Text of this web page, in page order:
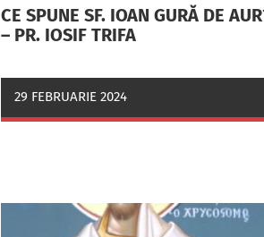
CE SPUNE SF. IOAN GURĂ DE
– PR. IOSIF TRIFA
29 FEBRUARIE 2024